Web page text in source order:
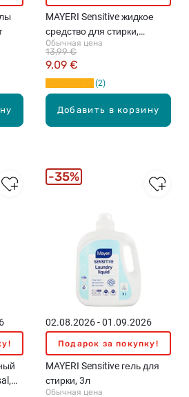
Добавить в корзину
MAYERI Sensitive жидкое
средство для стирки,
наполнитель, 3л
Обычная цена
9,09 €
13,99 €
2
02.08.2026 - 01.09.2026
Подарок за покупку!
MAYERI Sensitive гель для
стирки, 3л
Обычная цена
35%